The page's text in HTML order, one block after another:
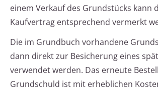
einem Verkauf des Grundstücks kann
Kaufvertrag entsprechend vermerkt
Die im Grundbuch vorhandene
dann direkt zur Besicherung eines
verwendet werden. Das erneute
Grundschuld ist mit erheblichen